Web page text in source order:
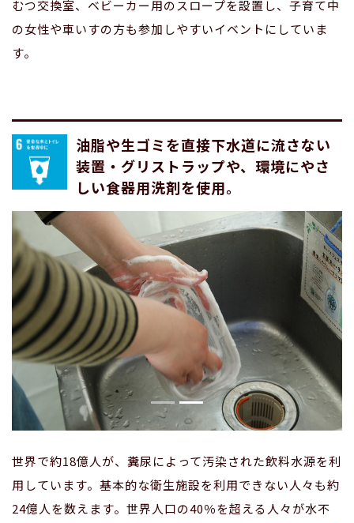
むつ交換室、ベビーカー用のスロープを設置し、子育て中
の女性や車いすの方も参加しやすいイベントにしていま
す。
油脂や生ゴミを直接下水道に流さない
装置・グリストラップや、環境にやさ
しい食器用洗剤を使用。
世界で約18億人が、糞尿によって汚染された飲料水源を利
用しています。基本的な衛生施設を利用できない人々も約
24億人を数えます。世界人口の40％を超える人々が水不